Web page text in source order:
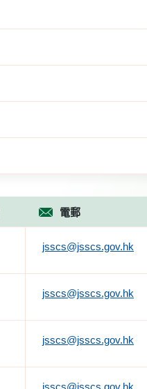
電郵
jsscs@jsscs.gov.hk
jsscs@jsscs.gov.hk
jsscs@jsscs.gov.hk
jsscs@jsscs.gov.hk